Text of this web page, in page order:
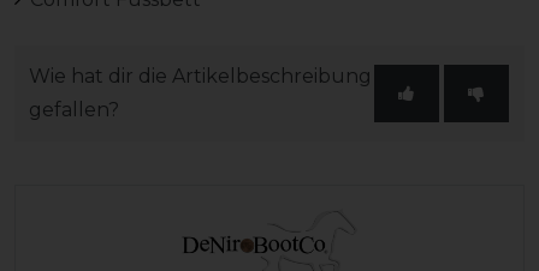
Wie hat dir die Artikelbeschreibung
gefallen?